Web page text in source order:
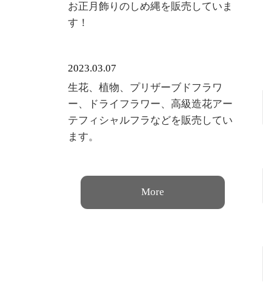
お正月飾りのしめ縄を販売していま
す！
2023.03.07
生花、植物、プリザーブドフラワ
ー、ドライフラワー、高級造花アー
テフィシャルフラなどを販売してい
ます。
More